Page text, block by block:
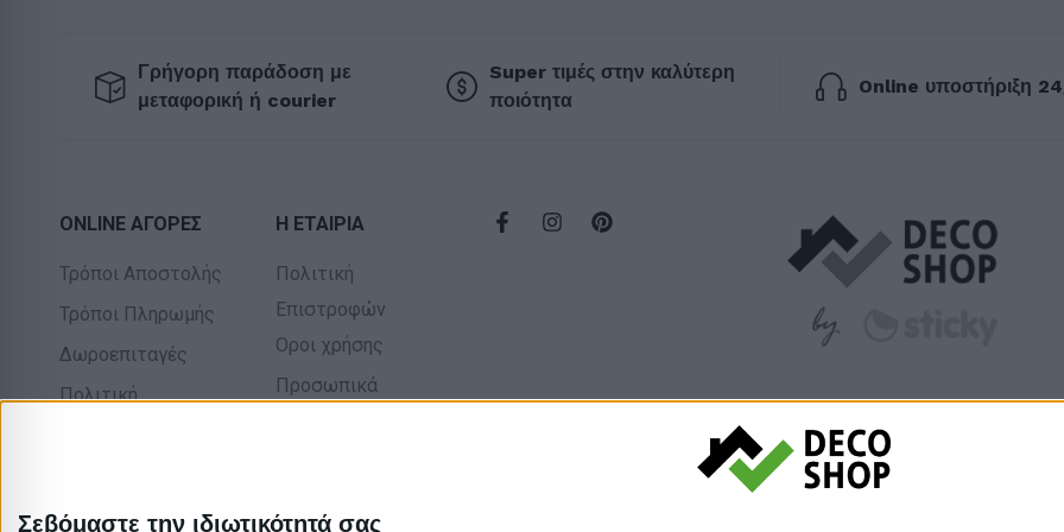
Σεβόμαστε την ιδιωτικότητά σας
Γρήγορη παράδοση με
μεταφορική ή courier
Super τιμές στην καλύτερη
ποιότητα
Online υποστήριξη
ONLINE ΑΓΟΡΕΣ
Τρόποι Αποστολής
Τρόποι Πληρωμής
Δωροεπιταγές
Πολιτική
Η ΕΤΑΙΡΙΑ
Πολιτική
Επιστροφών
Οροι χρήσης
Προσωπικά